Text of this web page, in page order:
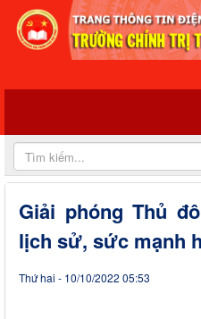
Giải phóng Thủ
lịch sử, sức mạnh
Thứ hai - 10/10/2022 05:53